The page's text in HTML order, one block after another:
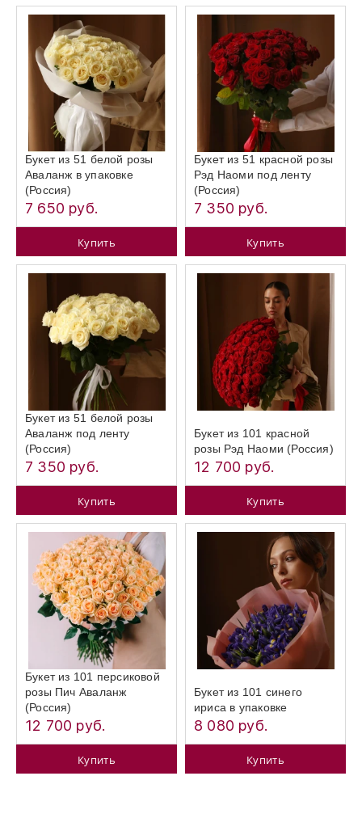
Букет из 51 белой розы
Аваланж в упаковке
(Россия)
7 650 руб.
Купить
Букет из 51 красной розы
Рэд Наоми под ленту
(Россия)
7 350 руб.
Купить
Букет из 51 белой розы
Аваланж под ленту
(Россия)
7 350 руб.
Купить
Букет из 101 красной
розы Рэд Наоми (Россия)
12 700 руб.
Купить
Букет из 101 персиковой
розы Пич Аваланж
(Россия)
12 700 руб.
Купить
Букет из 101 синего
ириса в упаковке
8 080 руб.
Купить